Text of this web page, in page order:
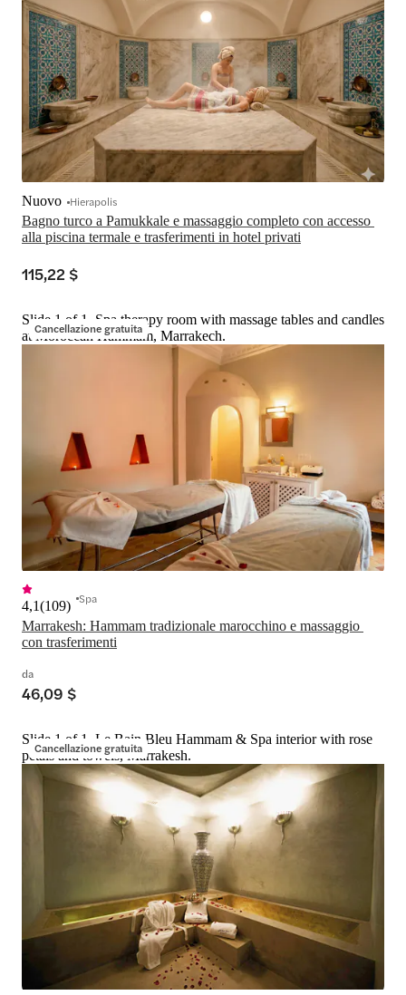
Bagno turco a Pamukkale e massaggio completo con accesso
alla piscina termale e trasferimenti in hotel privati
Nuovo Hierapolis
115,22 $
Cancellazione gratuita
Slide 1 of 1, Spa therapy room with massage tables and candles
at Moroccan Hammam, Marrakech.
Marrakesh: Hammam tradizionale marocchino e massaggio
con trasferimenti
4,1(109) Spa
da
46,09 $
Cancellazione gratuita
Slide 1 of 1, Le Bain Bleu Hammam & Spa interior with rose
petals and towels, Marrakesh.